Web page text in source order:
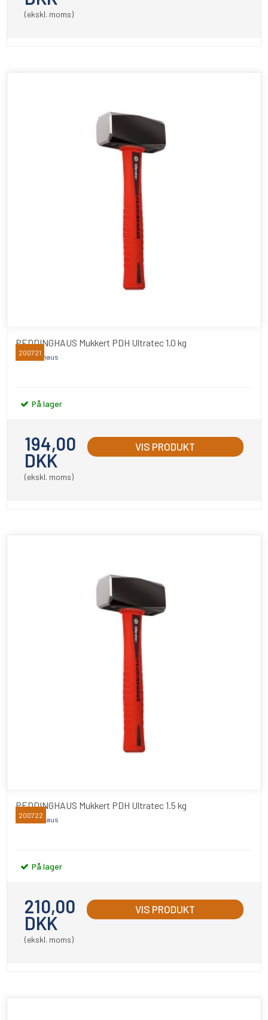
(ekskl. moms)
PEDDINGHAUS Mukkert PDH Ultratec 1.0 kg
Peddinghaus
200721
På lager
194,00
DKK
(ekskl. moms)
VIS PRODUKT
PEDDINGHAUS Mukkert PDH Ultratec 1.5 kg
Peddinghaus
200722
På lager
210,00
DKK
(ekskl. moms)
VIS PRODUKT